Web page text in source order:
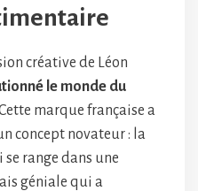
créative de Léon
le monde du
marque française a
concept novateur : la
range dans une
géniale qui a